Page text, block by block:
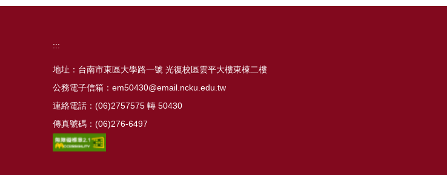
:::
地址：台南市東區大學路一號 光復校區雲平大樓東棟二樓
公務電子信箱：em50430@email.ncku.edu.tw
連絡電話：(06)2757575 轉 50430
傳真號碼：(06)276-6497